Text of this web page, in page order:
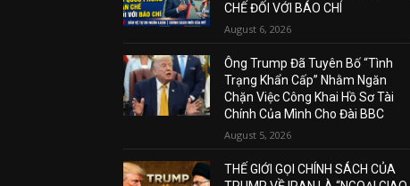
CHẾ ĐỐI VỚI BÁO CHÍ
August 6, 2026
Ông Trump Đã Tuyên Bố “Tình
Trạng Khẩn Cấp” Nhằm Ngăn
Chặn Việc Công Khai Hồ Sơ Tài
Chính Của Mình Cho Đài BBC
August 5, 2026
THẾ GIỚI GỌI CHÍNH SÁCH CỦA